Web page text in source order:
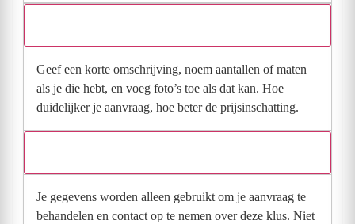
Geef een korte omschrijving, noem aantallen of maten
als je die hebt, en voeg foto’s toe als dat kan. Hoe
duidelijker je aanvraag, hoe beter de prijsinschatting.
Je gegevens worden alleen gebruikt om je aanvraag te
behandelen en contact op te nemen over deze klus. Niet